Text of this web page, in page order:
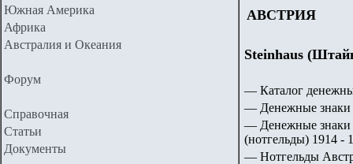
Южная Америка
Африка
Австралия и Океания
Форум
Справочная
Статьи
Документы
АВСТРИЯ
Steinhaus
— Каталог
— Денежные знаки
— Денежные знаки
(нотгельды) 1914 -
— Нотгельды